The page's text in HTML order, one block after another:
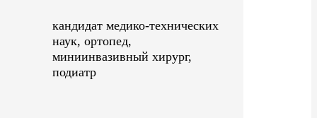
кандидат медико-технических
наук, ортопед,
миниинвазивный хирург,
подиатр